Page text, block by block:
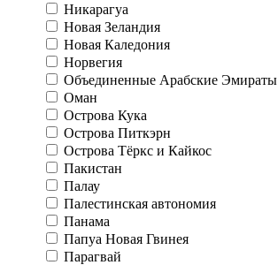
Никарагуа
Новая Зеландия
Новая Каледония
Норвегия
Объединенные Арабские Эмираты
Оман
Острова Кука
Острова Питкэрн
Острова Тёркс и Кайкос
Пакистан
Палау
Палестинская автономия
Панама
Папуа Новая Гвинея
Парагвай